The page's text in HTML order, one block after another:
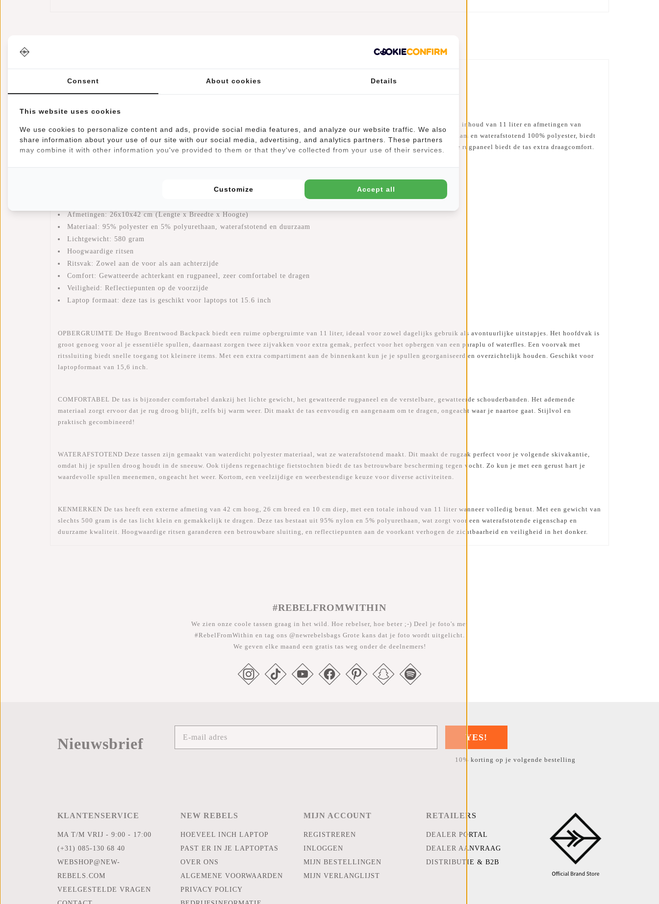
Beschikbaarheid:
De New Rebels Hugo Brentwood Backpack combineert functionaliteit met stijl en is ontworpen voor veelzijdig gebruik. Met een inhoud van 11 liter en afmetingen van
26x10x42 cm is deze compacte en
lichtgewicht rugtas
ideaal voor fietsen, school, wandeltochten en hiking. Gemaakt van duurzaam en waterafstotend 100% polyester, biedt
deze tas bescherming tegen de elementen. De rugzak heeft twee zijvakken voor een paraplu of waterfles. Dankzij het
gewatteerde rugpaneel biedt de tas extra draagcomfort.
Afmetingen: 26x10x42 cm (Lengte x Breedte x Hoogte)
Materiaal: 95% polyester en 5% polyurethaan, waterafstotend en duurzaam
Lichtgewicht: 580 gram
Hoogwaardige ritsen
Ritsvak: Zowel aan de voor als aan achterzijde
Comfort: Gewatteerde achterkant en rugpaneel, zeer comfortabel te dragen
Veiligheid: Reflectiepunten op de voorzijde
Laptop formaat: deze tas is geschikt voor laptops tot 15.6 inch
OPBERGRUIMTE De Hugo Brentwood Backpack biedt een ruime opbergruimte van 11 liter, ideaal voor zowel dagelijks gebruik als avontuurlijke uitstapjes. Het hoofdvak is
groot genoeg voor al je essentiële spullen, daarnaast zorgen twee zijvakken voor extra gemak, perfect voor het opbergen van een paraplu of waterfles. Een voorvak met
ritssluiting biedt snelle toegang tot kleinere items. Met een extra compartiment aan de binnenkant kun je je spullen georganiseerd en overzichtelijk houden. Geschikt voor
laptopformaat van 15,6 inch.
COMFORTABEL De tas is bijzonder comfortabel dankzij het lichte gewicht, het gewatteerde rugpaneel en de verstelbare, gewatteerde schouderbanden. Het ademende
materiaal zorgt ervoor dat je rug droog blijft, zelfs bij warm weer. Dit maakt de tas eenvoudig en aangenaam om te dragen, ongeacht waar je naartoe gaat. Stijlvol en
praktisch gecombineerd!
WATERAFSTOTEND Deze tassen zijn gemaakt van waterdicht polyester materiaal, wat ze waterafstotend maakt. Dit maakt de rugzak perfect voor je volgende skivakantie,
omdat hij je spullen droog houdt in de sneeuw. Ook tijdens regenachtige fietstochten biedt de tas betrouwbare bescherming tegen vocht. Zo kun je met een gerust hart je
waardevolle spullen meenemen, ongeacht het weer. Kortom, een veelzijdige en weerbestendige keuze voor diverse activiteiten.
KENMERKEN De tas heeft een externe afmeting van 42 cm hoog, 26 cm breed en 10 cm diep, met een totale inhoud van 11 liter wanneer volledig benut. Met een gewicht van
slechts 500 gram is de tas licht klein en gemakkelijk te dragen. Deze tas bestaat uit 95% nylon en 5% polyurethaan, wat zorgt voor een waterafstotende eigenschap en
duurzame kwaliteit. Hoogwaardige ritsen garanderen een betrouwbare sluiting, en reflectiepunten aan de voorkant verhogen de zichtbaarheid en veiligheid in het donker.
#REBELFROMWITHIN
We zien onze coole tassen graag in het wild. Hoe rebelser, hoe beter ;-) Deel je foto's met
#RebelFromWithin en tag ons @newrebelsbags Grote kans dat je foto wordt uitgelicht.
We geven elke maand een gratis tas weg onder de deelnemers!
Nieuwsbrief YES!
10% korting op je volgende bestelling
KLANTENSERVICE
MA T/M VRIJ - 9:00 - 17:00
(+31) 085-130 68 40
WEBSHOP@NEW-
REBELS.COM
VEELGESTELDE VRAGEN
NEW REBELS
HOEVEEL INCH LAPTOP
PAST ER IN JE LAPTOPTAS
OVER ONS
ALGEMENE VOORWAARDEN
PRIVACY POLICY
MIJN ACCOUNT
REGISTREREN
INLOGGEN
MIJN BESTELLINGEN
MIJN VERLANGLIJST
RETAILERS
DEALER PORTAL
DEALER AANVRAAG
DISTRIBUTIE & B2B
Consent About cookies Details
This website uses cookies
We use cookies to personalize content and ads, provide social media features, and analyze our website traffic. We also
share information about your use of our site with our social media, advertising, and analytics partners. These partners
may combine it with other information you've provided to them or that they've collected from your use of their services.
Customize Accept all